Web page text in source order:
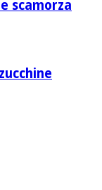
scamorza